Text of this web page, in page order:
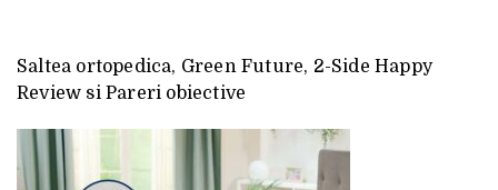
Saltea ortopedica, Green Future, 2-Side Happy
Review si Pareri obiective